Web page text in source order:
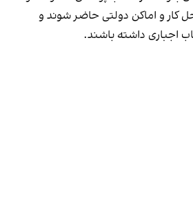
کار و اماکن دولتی حاضر شوند و
اجباری داشته باشند.